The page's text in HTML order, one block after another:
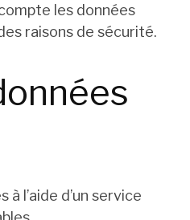
les données
raisons de sécurité.
l’aide d’un service